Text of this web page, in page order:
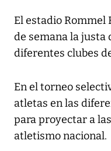
El estadio Rommel
de semana la justa
diferentes clubes
En el torneo
atletas en las
para proyectar a
atletismo nacional.